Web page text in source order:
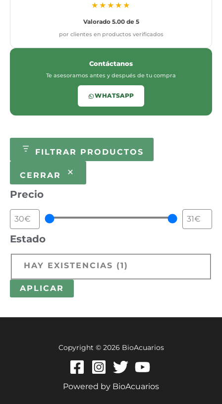
★★★★★
Valorado 5.00 de 5
por clientes en productos verificados
Contáctanos
Te asesoramos antes y después de tu compra
WHATSAPP
FILTRAR PRODUCTOS
CERRAR
Precio
Estado
HAY EXISTENCIAS (1
APLICAR
Copyright © 2026 BioAcuarios
Powered by BioAcuarios